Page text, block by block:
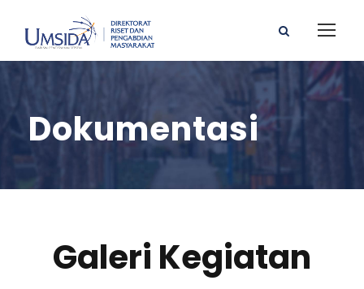
Dokumentasi
Galeri Kegiatan